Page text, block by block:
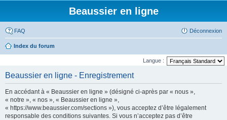
Beaussier en ligne
FAQ Déconnexion
Index du forum
Langue :
Beaussier en ligne - Enregistrement
En accédant à « Beaussier en ligne » (désigné ci-après par « nous »,
« notre », « nos », « Beaussier en ligne »,
« https://www.beaussier.com/sections »), vous acceptez d’être légalement
responsable des conditions suivantes. Si vous n’acceptez pas d’être